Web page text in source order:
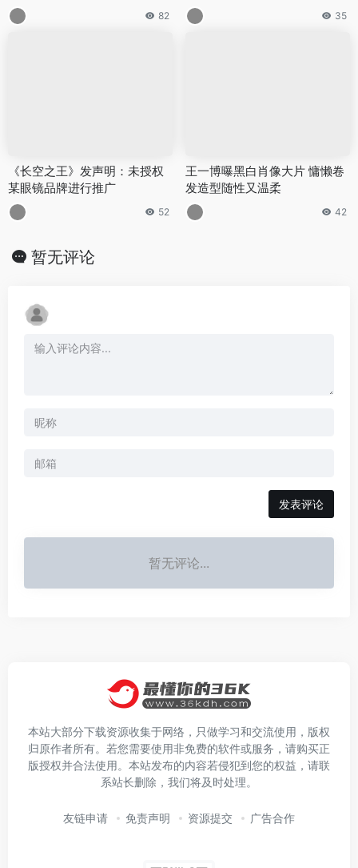
82 35
《长空之王》发声明：未授权
某眼镜品牌进行推广
52
王一博曝黑白肖像大片 慵懒卷
发造型随性又温柔
42
暂无评论
发表评论
暂无评论...
本站大部分下载资源收集于网络，只做学习和交流使用，版权
归原作者所有。若您需要使用非免费的软件或服务，请购买正
版授权并合法使用。本站发布的内容若侵犯到您的权益，请联
系站长删除，我们将及时处理。
友链申请 免责声明 资源提交 广告合作